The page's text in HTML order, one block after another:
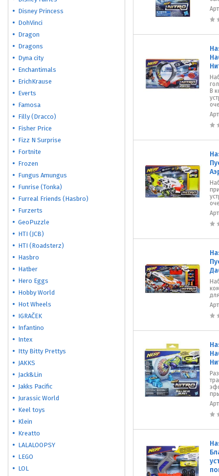
Disney Princess
DohVinci
Dragon
Dragons
Dyna city
Enchantimals
ErichKrause
Everts
Famosa
Filly (Dracco)
Fisher Price
Fizz N Surprise
Fortnite
Frozen
Fungus Amungus
Funrise (Tonka)
Furreal Friends (Hasbro)
Furzerts
GeoPuzzle
HTI (JCB)
HTI (Roadsterz)
Hasbro
Hatber
Hero Eggs
Hobby World
Hot Wheels
IGRAČEK
Infantino
Intex
Itty Bitty Prettys
JAKKS
Jack&Lin
Jakks Pacific
Jurassic World
Keel toys
Klein
Kreatto
LALALOOPSY
LEGO
LOL
В